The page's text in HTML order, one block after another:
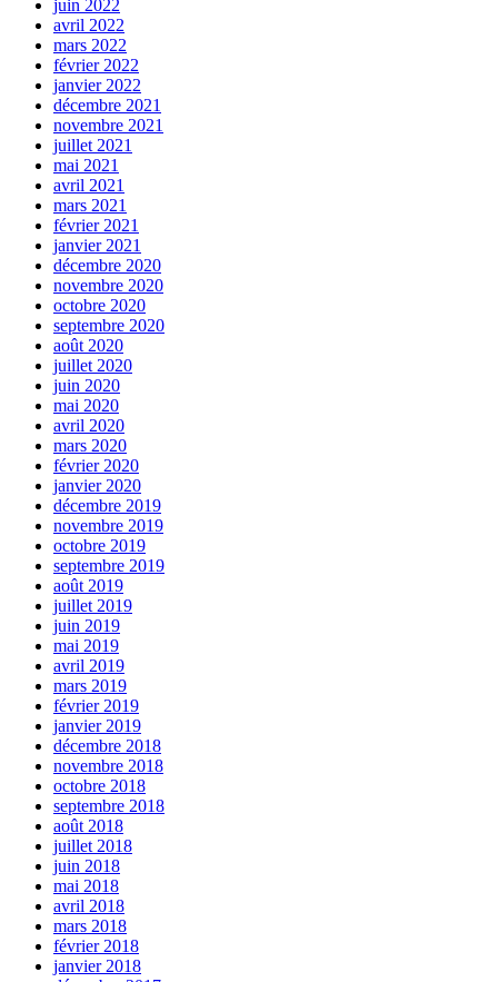
juin 2022
avril 2022
mars 2022
février 2022
janvier 2022
décembre 2021
novembre 2021
juillet 2021
mai 2021
avril 2021
mars 2021
février 2021
janvier 2021
décembre 2020
novembre 2020
octobre 2020
septembre 2020
août 2020
juillet 2020
juin 2020
mai 2020
avril 2020
mars 2020
février 2020
janvier 2020
décembre 2019
novembre 2019
octobre 2019
septembre 2019
août 2019
juillet 2019
juin 2019
mai 2019
avril 2019
mars 2019
février 2019
janvier 2019
décembre 2018
novembre 2018
octobre 2018
septembre 2018
août 2018
juillet 2018
juin 2018
mai 2018
avril 2018
mars 2018
février 2018
janvier 2018